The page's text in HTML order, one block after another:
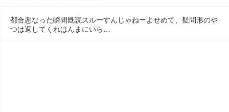
都合悪なった瞬間既読スルーすんじゃねーよせめて、疑問形のや
つは返してくれほんまにいら…